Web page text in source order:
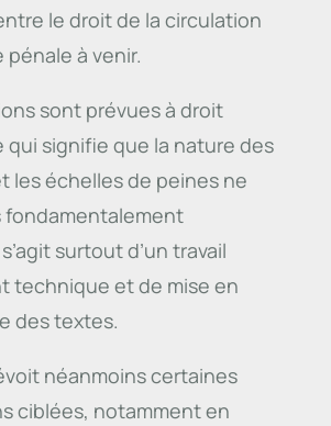
le droit de la circulation
à venir.
sont prévues à droit
signifie que la nature des
les échelles de peines ne
fondamentalement
surtout d’un travail
technique et de mise en
des textes.
néanmoins certaines
ciblées, notamment en